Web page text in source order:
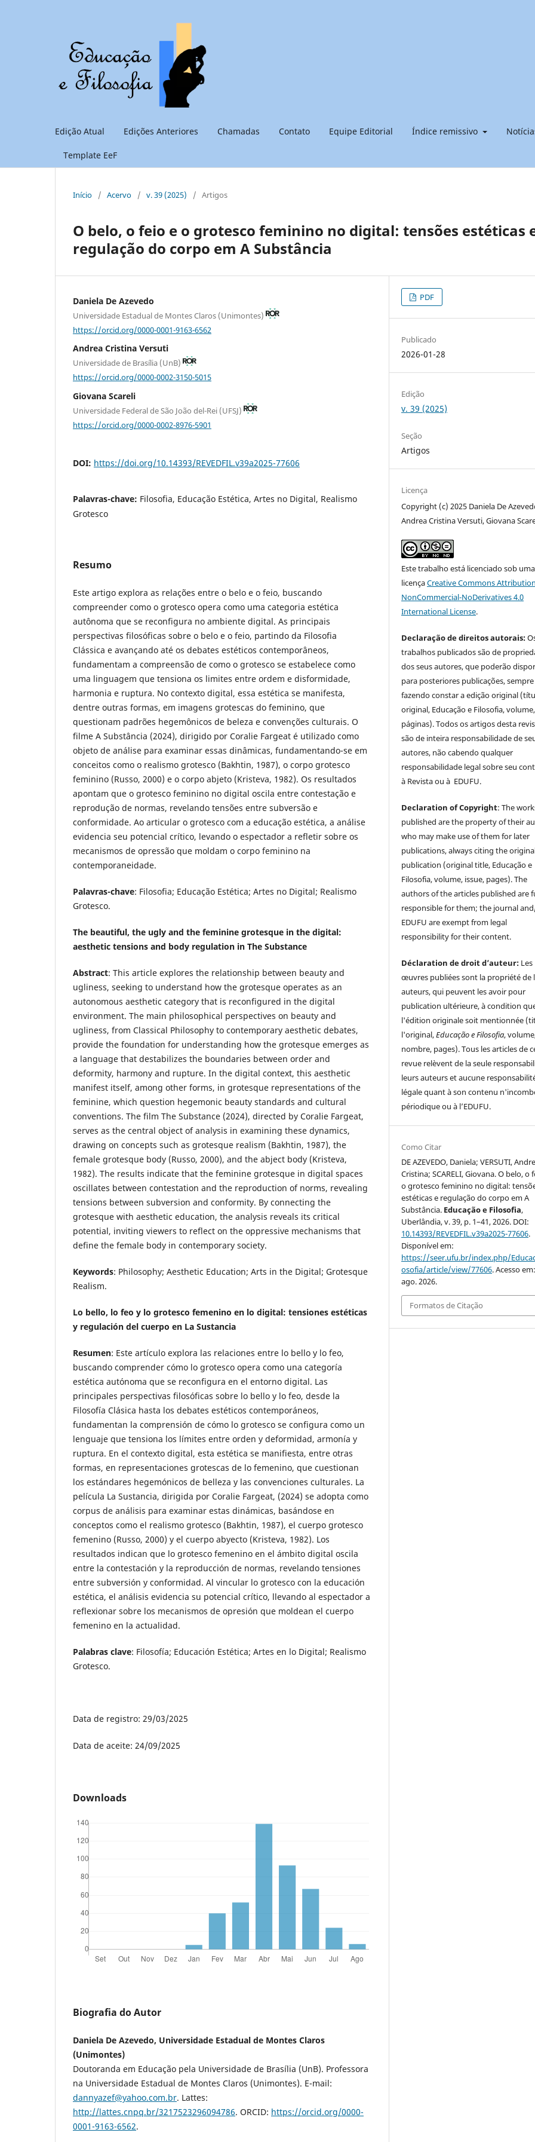
Edição Atual Edições Anteriores Chamadas Contato Equipe Editorial Índice remissivo
Template EeF
Início / Acervo / v. 39 (2025) / Artigos
O belo, o feio e o grotesco feminino no digital: tensões estéticas
regulação do corpo em A Substância
Daniela De Azevedo
Universidade Estadual de Montes Claros (Unimontes)
https://orcid.org/0000-0001-9163-6562
Andrea Cristina Versuti
Universidade de Brasília (UnB)
https://orcid.org/0000-0002-3150-5015
Giovana Scareli
Universidade Federal de São João del-Rei (UFSJ)
https://orcid.org/0000-0002-8976-5901
DOI: https://doi.org/10.14393/REVEDFIL.v39a2025-77606
Palavras-chave: Filosofia, Educação Estética, Artes no Digital, Realismo
Grotesco
Resumo
Este artigo explora as relações entre o belo e o feio, buscando
compreender como o grotesco opera como uma categoria estética
autônoma que se reconfigura no ambiente digital. As principais
perspectivas filosóficas sobre o belo e o feio, partindo da Filosofia
Clássica e avançando até os debates estéticos contemporâneos,
fundamentam a compreensão de como o grotesco se estabelece como
uma linguagem que tensiona os limites entre ordem e disformidade,
harmonia e ruptura. No contexto digital, essa estética se manifesta,
dentre outras formas, em imagens grotescas do feminino, que
questionam padrões hegemônicos de beleza e convenções culturais. O
filme A Substância (2024), dirigido por Coralie Fargeat é utilizado como
objeto de análise para examinar essas dinâmicas, fundamentando-se em
conceitos como o realismo grotesco (Bakhtin, 1987), o corpo grotesco
feminino (Russo, 2000) e o corpo abjeto (Kristeva, 1982). Os resultados
apontam que o grotesco feminino no digital oscila entre contestação e
reprodução de normas, revelando tensões entre subversão e
conformidade. Ao articular o grotesco com a educação estética, a análise
evidencia seu potencial crítico, levando o espectador a refletir sobre os
mecanismos de opressão que moldam o corpo feminino na
contemporaneidade.
Palavras-chave: Filosofia; Educação Estética; Artes no Digital; Realismo
Grotesco.
The beautiful, the ugly and the feminine grotesque in the digital:
aesthetic tensions and body regulation in The Substance
Abstract: This article explores the relationship between beauty and
ugliness, seeking to understand how the grotesque operates as an
autonomous aesthetic category that is reconfigured in the digital
environment. The main philosophical perspectives on beauty and
ugliness, from Classical Philosophy to contemporary aesthetic debates,
provide the foundation for understanding how the grotesque emerges as
a language that destabilizes the boundaries between order and
deformity, harmony and rupture. In the digital context, this aesthetic
manifest itself, among other forms, in grotesque representations of the
feminine, which question hegemonic beauty standards and cultural
conventions. The film The Substance (2024), directed by Coralie Fargeat,
serves as the central object of analysis in examining these dynamics,
drawing on concepts such as grotesque realism (Bakhtin, 1987), the
female grotesque body (Russo, 2000), and the abject body (Kristeva,
1982). The results indicate that the feminine grotesque in digital spaces
oscillates between contestation and the reproduction of norms, revealing
tensions between subversion and conformity. By connecting the
grotesque with aesthetic education, the analysis reveals its critical
potential, inviting viewers to reflect on the oppressive mechanisms that
define the female body in contemporary society.
Keywords: Philosophy; Aesthetic Education; Arts in the Digital; Grotesque
Realism.
Lo bello, lo feo y lo grotesco femenino en lo digital: tensiones estéticas
y regulación del cuerpo en La Sustancia
Resumen: Este artículo explora las relaciones entre lo bello y lo feo,
buscando comprender cómo lo grotesco opera como una categoría
estética autónoma que se reconfigura en el entorno digital. Las
principales perspectivas filosóficas sobre lo bello y lo feo, desde la
Filosofía Clásica hasta los debates estéticos contemporáneos,
fundamentan la comprensión de cómo lo grotesco se configura como un
lenguaje que tensiona los límites entre orden y deformidad, armonía y
ruptura. En el contexto digital, esta estética se manifiesta, entre otras
formas, en representaciones grotescas de lo femenino, que cuestionan
los estándares hegemónicos de belleza y las convenciones culturales. La
película La Sustancia, dirigida por Coralie Fargeat, (2024) se adopta como
corpus de análisis para examinar estas dinámicas, basándose en
conceptos como el realismo grotesco (Bakhtin, 1987), el cuerpo grotesco
femenino (Russo, 2000) y el cuerpo abyecto (Kristeva, 1982). Los
resultados indican que lo grotesco femenino en el ámbito digital oscila
entre la contestación y la reproducción de normas, revelando tensiones
entre subversión y conformidad. Al vincular lo grotesco con la educación
estética, el análisis evidencia su potencial crítico, llevando al espectador a
reflexionar sobre los mecanismos de opresión que moldean el cuerpo
femenino en la actualidad.
Palabras clave: Filosofía; Educación Estética; Artes en lo Digital; Realismo
Grotesco.
Data de registro: 29/03/2025
Data de aceite: 24/09/2025
Downloads
Biografia do Autor
Daniela De Azevedo, Universidade Estadual de Montes Claros
(Unimontes)
Doutoranda em Educação pela Universidade de Brasília (UnB). Professora
na Universidade Estadual de Montes Claros (Unimontes). E-mail:
dannyazef@yahoo.com.br. Lattes:
http://lattes.cnpq.br/3217523296094786. ORCID: https://orcid.org/0000-
0001-9163-6562.
PDF
Publicado
2026-01-28
Edição
v. 39 (2025)
Seção
Artigos
Licença
Copyright (c) 2025 Daniela De
Andrea Cristina Versuti, Giovana
Este trabalho está licenciado sob uma
licençaCreative Commons
NonCommercial-NoDerivatives 4.0
International License.
Declaração de direitos autorais:
trabalhos publicados são de
dos seus autores, que poderão
para posteriores publicações, sempre
fazendo constar a edição original
original, Educação e Filosofia,
páginas). Todos os artigos desta
são de inteira responsabilidade de
autores, não cabendo qualquer
responsabilidade legal sobre seu
à Revista ou à EDUFU.
Declaration of Copyright: The
published are the property of their
who may make use of them for later
publications, always citing the
publication (original title, Educação e
Filosofia, volume, issue, pages). The
authors of the articles published are
responsible for them; the journal
EDUFU are exempt from legal
responsibility for their content.
Déclaration de droit d’auteur: Les
œuvres publiées sont la propriété de
auteurs, qui peuvent les avoir pour
publication ultérieure, à condition
l'édition originale soit mentionnée
l'original,Educação e Filosofia,
nombre, pages). Tous les articles de
revue relèvent de la seule
leurs auteurs et aucune
légale quant à son contenu
périodique ou à l’EDUFU.
Como Citar
DE AZEVEDO, Daniela; VERSUTI,
Cristina; SCARELI, Giovana. O belo, o
o grotesco feminino no digital:
estéticas e regulação do corpo em A
Substância. Educação e Filosofia,
Uberlândia, v. 39, p. 1–41, 2026. DOI:
10.14393/REVEDFIL.v39a2025-77606.
Disponível em:
https://seer.ufu.br/index.php/
osofia/article/view/77606. Acesso
ago. 2026.
Formatos de Citação